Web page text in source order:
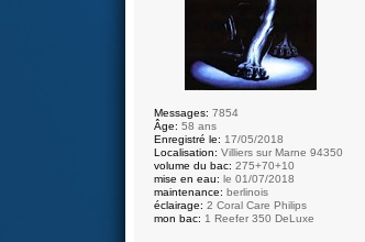
Messages: 7854
Âge: 58 ans
Enregistré le: 17/05/2018
Localisation: Villiers sur Marne 94350
volume du bac: 275+70+10
mise en eau: le 01/07/2018
maintenance: berlinois
éclairage: 2 Coral Care Philips
mon bac: 1 Reefer 350 DeLuxe